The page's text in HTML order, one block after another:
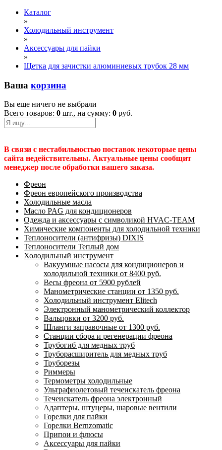
Каталог
»
Холодильный инструмент
»
Аксессуары для пайки
»
Щетка для зачистки алюминиевых трубок 28 мм
Ваша корзина
Вы еще ничего не выбрали
Всего товаров: 0 шт., на сумму: 0 руб.
В связи с нестабильностью поставок некоторые цены
сайта недействительны. Актуальные цены сообщит
менеджер после обработки вашего заказа.
Фреон
Фреон европейского производства
Холодильные масла
Масло PAG для кондиционеров
Одежда и аксессуары с символикой HVAC-TEAM
Химические компоненты для холодильной техники
Теплоносители (антифризы) DIXIS
Теплоносители Теплый дом
Холодильный инструмент
Вакуумные насосы для кондиционеров и
холодильной техники от 8400 руб.
Весы фреона от 5900 рублей
Манометрические станции от 1350 руб.
Холодильный инструмент Elitech
Электронный манометрический коллектор
Вальцовки от 3200 руб.
Шланги заправочные от 1300 руб.
Станции сбора и регенерации фреона
Трубогиб для медных труб
Труборасширитель для медных труб
Труборезы
Риммеры
Термометры холодильные
Ультрафиолетовый течеискатель фреона
Течеискатель фреона электронный
Адаптеры, штуцеры, шаровые вентили
Горелки для пайки
Горелки Bernzomatic
Припои и флюсы
Аксессуары для пайки